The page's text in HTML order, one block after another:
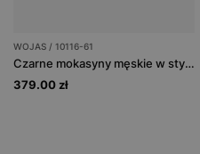
WOJAS / 10116-61
Czarne mokasyny męskie w stylu casual
379.00 zł